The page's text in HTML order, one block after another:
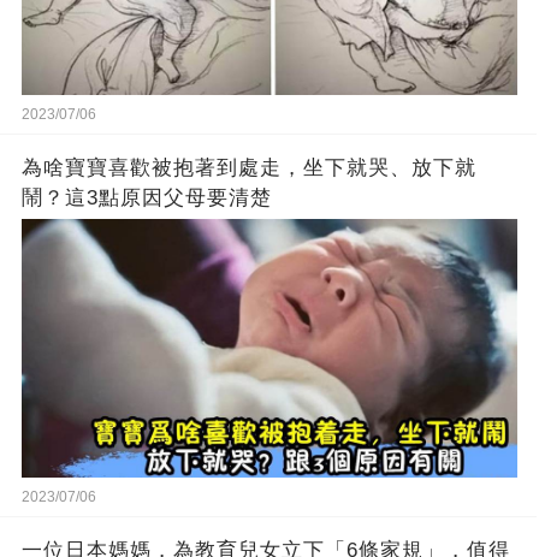
2023/07/06
為啥寶寶喜歡被抱著到處走，坐下就哭、放下就
鬧？這3點原因父母要清楚
2023/07/06
一位日本媽媽，為教育兒女立下「6條家規」，值得